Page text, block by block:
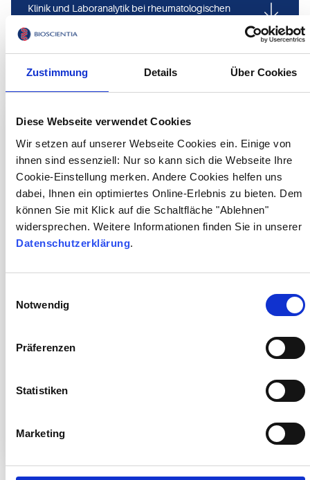
Zustimmung Details Über Cookies
Diese Webseite verwendet Cookies
Wir setzen auf unserer Webseite Cookies ein. Einige von
ihnen sind essenziell: Nur so kann sich die Webseite Ihre
Cookie-Einstellung merken. Andere Cookies helfen uns
dabei, Ihnen ein optimiertes Online-Erlebnis zu bieten. Dem
können Sie mit Klick auf die Schaltfläche "Ablehnen"
widersprechen. Weitere Informationen finden Sie in unserer
Datenschutzerklärung.
Notwendig
Präferenzen
Statistiken
Marketing
Klinik und Laboranalytik bei rheumatologischen
)
Ihr Ansprechpartner
Dr. med. Hans Ehrfeld
Ärztlicher Leiter, Facharzt für Laboratoriumsmedizin
E-Mail:info.karlsruhe@​bioscientia.de